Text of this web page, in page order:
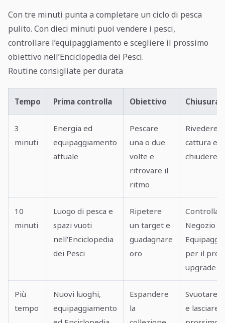
Con tre minuti punta a completare un ciclo di pesca
pulito. Con dieci minuti puoi vendere i pesci,
controllare l’equipaggiamento e scegliere il prossimo
obiettivo nell’Enciclopedia dei Pesci.
Routine consigliate per durata
Tempo Prima controlla Obiettivo Chiusura
3
minuti
Energia ed
equipaggiamento
attuale
Pescare
una o due
volte e
ritrovare il
ritmo
Rivedere
cattura e
chiudere
10
minuti
Luogo di pesca e
spazi vuoti
nell’Enciclopedia
dei Pesci
Ripetere
un target e
guadagnare
oro
Negozio o
per il
upgrade
Più
tempo
Nuovi luoghi,
equipaggiamento
Espandere
la
Svuotare
e lasciare il